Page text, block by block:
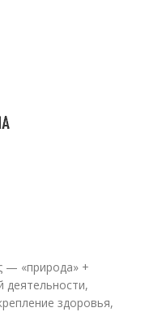
— «природа» +
деятельности,
здоровья,